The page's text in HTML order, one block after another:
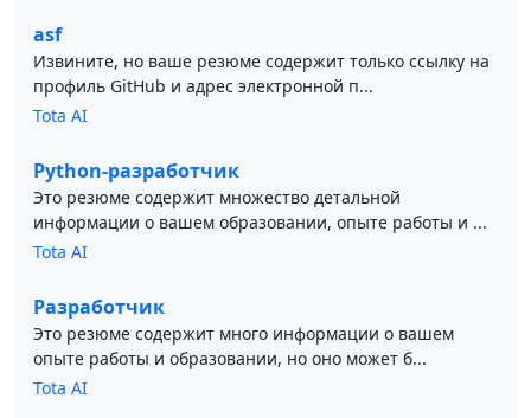
asf
Извините, но ваше резюме содержит только ссылку на
профиль GitHub и адрес электронной п...
Tota AI
Python-разработчик
Это резюме содержит множество детальной
информации о вашем образовании, опыте работы и ...
Tota AI
Разработчик
Это резюме содержит много информации о вашем
опыте работы и образовании, но оно может б...
Tota AI